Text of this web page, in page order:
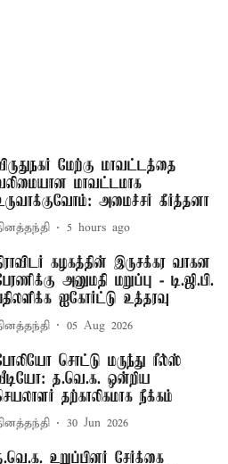
மேற்கு மாவட்டத்தை
மாவட்டமாக
அமைச்சர் கீர்த்தனா
5 hours ago
கழகத்தின் இருசக்கர வாகன
அனுமதி மறுப்பு - டி.ஜி.பி.
ஐகோர்ட்டு உத்தரவு
05 Aug 2026
சொட்டு மருந்து ரீல்ஸ்
த.வெ.க. ஒன்றிய
தற்காலிகமாக நீக்கம்
30 Jun 2026
உறுப்பினர் சேர்க்கை